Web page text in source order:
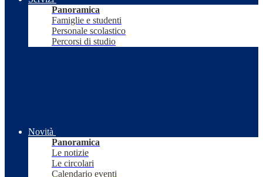
Panoramica
Famiglie e studenti
Personale scolastico
Percorsi di studio
Novità
Panoramica
Le notizie
Le circolari
Calendario eventi